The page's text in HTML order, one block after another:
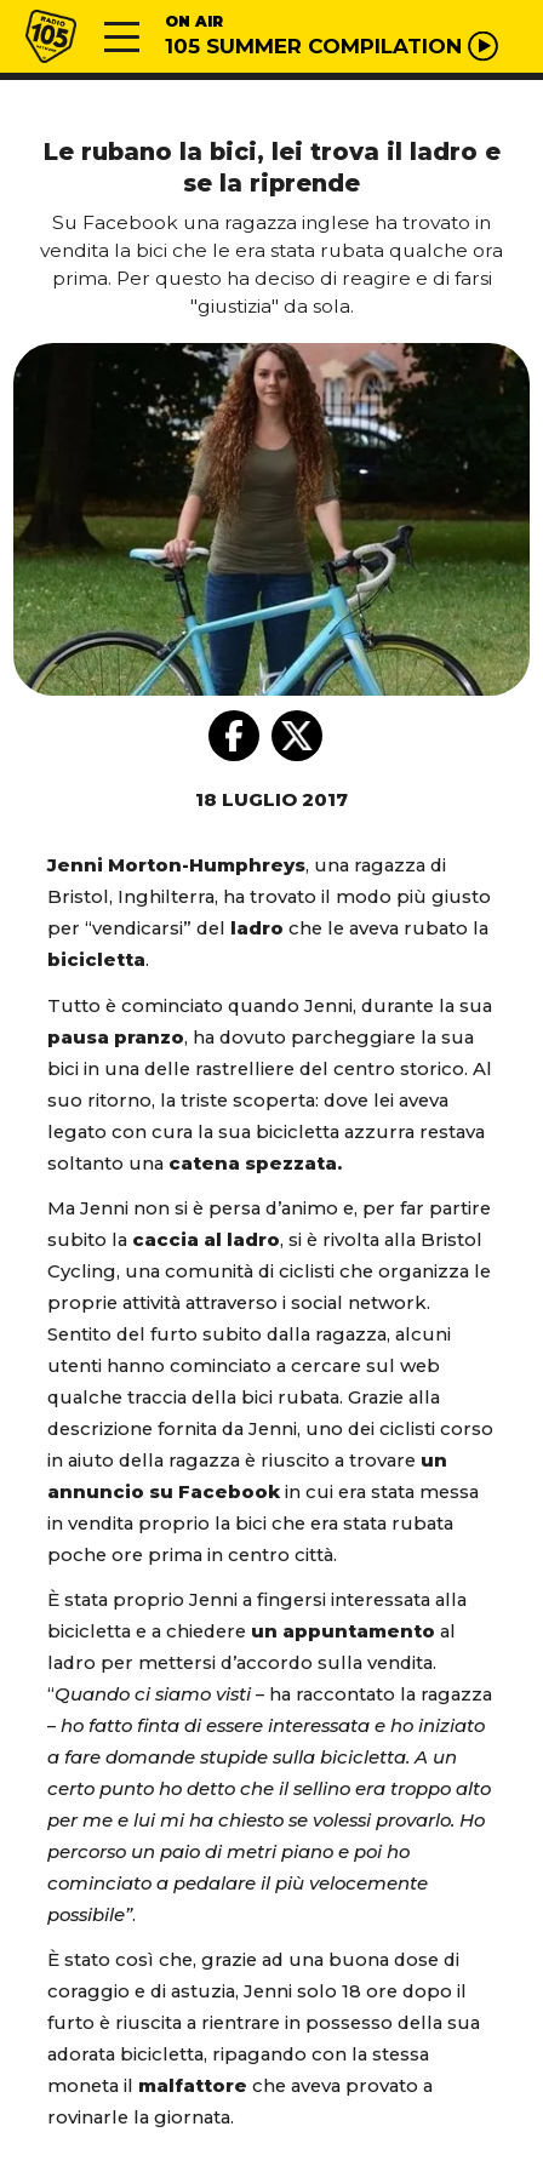
Vai al contenuto
Radio 105 ON AIR
105 SUMMER COMPILATION
Le rubano la bici, lei trova il ladro e
se la riprende
Su Facebook una ragazza inglese ha trovato in
vendita la bici che le era stata rubata qualche ora
prima. Per questo ha deciso di reagire e di farsi
"giustizia" da sola.
18 LUGLIO 2017
Jenni Morton-Humphreys, una ragazza di
Bristol, Inghilterra, ha trovato il modo più giusto
per “vendicarsi” del
ladro che le aveva rubato la
bicicletta.
Tutto è cominciato quando Jenni, durante la sua
pausa pranzo, ha dovuto parcheggiare la sua
bici in una delle rastrelliere del centro storico. Al
suo ritorno, la triste scoperta: dove lei aveva
legato con cura la sua bicicletta azzurra restava
soltanto una catena spezzata.
Ma Jenni non si è persa d’animo e, per far partire
subito la caccia al ladro, si è rivolta alla Bristol
Cycling, una comunità di ciclisti che organizza le
proprie attività attraverso i social network.
Sentito del furto subito dalla ragazza, alcuni
utenti hanno cominciato a cercare sul web
qualche traccia della bici rubata. Grazie alla
descrizione fornita da Jenni, uno dei ciclisti corso
in aiuto della ragazza è riuscito a trovare un
annuncio su Facebook in cui era stata messa
in vendita proprio la bici che era stata rubata
poche ore prima in centro città.
È stata proprio Jenni a fingersi interessata alla
bicicletta e a chiedere un appuntamento al
ladro per mettersi d’accordo sulla vendita.
“Quando ci siamo visti– ha raccontato la ragazza
– ho fatto finta di essere interessata e ho iniziato
a fare domande stupide sulla bicicletta. A un
certo punto ho detto che il sellino era troppo alto
per me e lui mi ha chiesto se volessi provarlo. Ho
percorso un paio di metri piano e poi ho
cominciato a pedalare il più velocemente
possibile”.
È stato così che, grazie ad una buona dose di
coraggio e di astuzia, Jenni solo 18 ore dopo il
furto è riuscita a rientrare in possesso della sua
adorata bicicletta, ripagando con la stessa
moneta il malfattore che aveva provato a
rovinarle la giornata.